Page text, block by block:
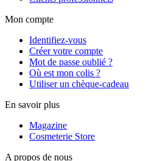
Mon compte
Identifiez-vous
Créer votre compte
Mot de passe oublié ?
Où est mon colis ?
Utiliser un chèque-cadeau
En savoir plus
Magazine
Cosmeterie Store
A propos de nous